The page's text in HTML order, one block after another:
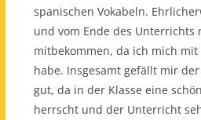
spanischen Vokabeln.
und vom Ende des Unterrichts
mitbekommen, da ich mich
habe. Insgesamt gefällt mir
gut, da in der Klasse eine
herrscht und der Unterricht